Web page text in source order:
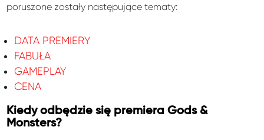
poruszone zostały następujące tematy:
DATA PREMIERY
FABUŁA
GAMEPLAY
CENA
Kiedy odbędzie się premiera Gods &
Monsters?